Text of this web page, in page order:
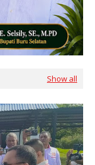
Show all